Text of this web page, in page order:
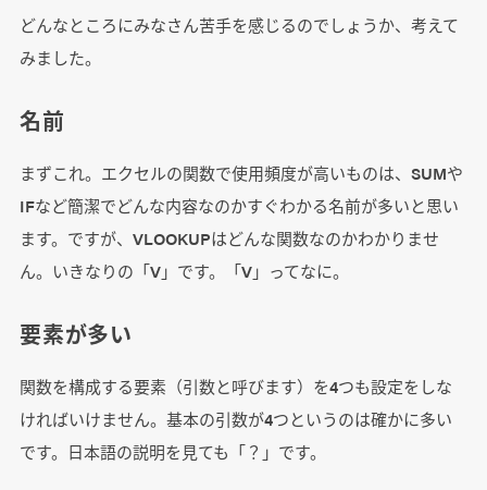
どんなところにみなさん苦手を感じるのでしょうか、考えて
みました。
名前
まずこれ。エクセルの関数で使用頻度が高いものは、SUMや
IFなど簡潔でどんな内容なのかすぐわかる名前が多いと思い
ます。ですが、VLOOKUPはどんな関数なのかわかりませ
ん。いきなりの「V」です。「V」ってなに。
要素が多い
関数を構成する要素（引数と呼びます）を4つも設定をしな
ければいけません。基本の引数が4つというのは確かに多い
です。日本語の説明を見ても「？」です。